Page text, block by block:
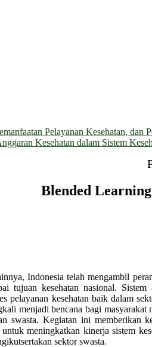
Pelayanan Kesehatan,
Kesehatan dalam Sistem
Blended
Indonesia telah mengambil
tujuan kesehatan nasional.
pelayanan kesehatan baik dalam
menjadi bencana bagi
swasta. Kegiatan ini memberikan
untuk meningkatkan kinerja sistem
sektor swasta.